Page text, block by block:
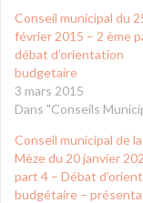
Conseil municipal du
février 2015 – 2 ème
débat d’orientation
budgetaire
3 mars 2015
Dans "Conseils
Conseil municipal de
Mèze du 20 janvier
part 4 – Débat
budgétaire –